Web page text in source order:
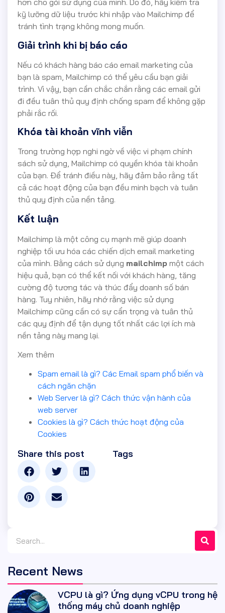
hơn cho gói sử dụng của mình. Do đó, hãy kiểm tra
kỹ lưỡng dữ liệu trước khi nhập vào Mailchimp để
tránh tình trạng không mong muốn.
Giải trình khi bị báo cáo
Nếu có khách hàng báo cáo email marketing của
bạn là spam, Mailchimp có thể yêu cầu bạn giải
trình. Vì vậy, bạn cần chắc chắn rằng các email gửi
đi đều tuân thủ quy định chống spam để không gặp
phải rắc rối.
Khóa tài khoản vĩnh viễn
Trong trường hợp nghi ngờ về việc vi phạm chính
sách sử dụng, Mailchimp có quyền khóa tài khoản
của bạn. Để tránh điều này, hãy đảm bảo rằng tất
cả các hoạt động của bạn đều minh bạch và tuân
thủ quy định của nền tảng.
Kết luận
Mailchimp là một công cụ mạnh mẽ giúp doanh
nghiệp tối ưu hóa các chiến dịch email marketing
của mình. Bằng cách sử dụng mailchimp một cách
hiệu quả, bạn có thể kết nối với khách hàng, tăng
cường độ tương tác và thúc đẩy doanh số bán
hàng. Tuy nhiên, hãy nhớ rằng việc sử dụng
Mailchimp cũng cần có sự cẩn trọng và tuân thủ
các quy định để tận dụng tốt nhất các lợi ích mà
nền tảng này mang lại.
Xem thêm
Spam email là gì? Các Email spam phổ biến và
cách ngăn chặn
Web Server là gì? Cách thức vận hành của
web server
Cookies là gì? Cách thức hoạt động của
Cookies
Share this post Tags
Recent News
VCPU là gì? Ứng dụng vCPU trong hệ
thống máy chủ doanh nghiệp